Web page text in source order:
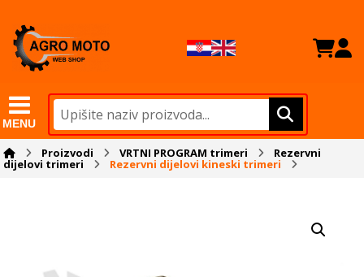
MENU
Proizvodi VRTNI PROGRAM trimeri Rezervni
dijelovi trimeri Rezervni dijelovi kineski trimeri